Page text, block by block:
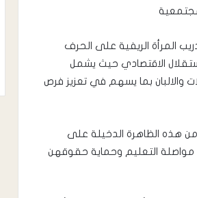
2 كفرصة ثانية لتأهيل وتدريب المرأة الريفية على الحرف
الاقتصادي حيث يشمل
والالبان بما يسهم في تعزيز فرص
هذه الظاهرة الدخيلة على
التعليم وحماية حقوقهن